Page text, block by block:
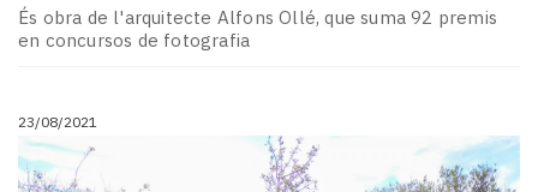
És obra de l'arquitecte Alfons Ollé, que suma 92 premis
en concursos de fotografia
23/08/2021